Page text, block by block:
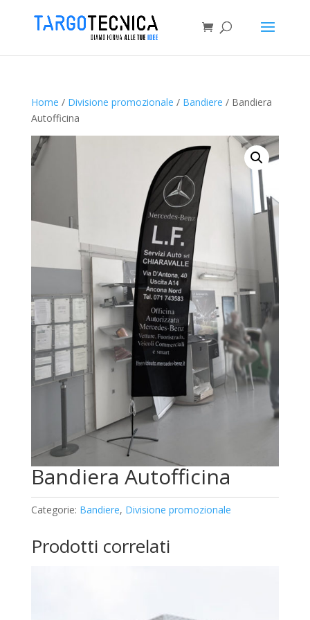
Home / Divisione promozionale / Bandiere / Bandiera
Autofficina
Bandiera Autofficina
Categorie: Bandiere, Divisione promozionale
Prodotti correlati